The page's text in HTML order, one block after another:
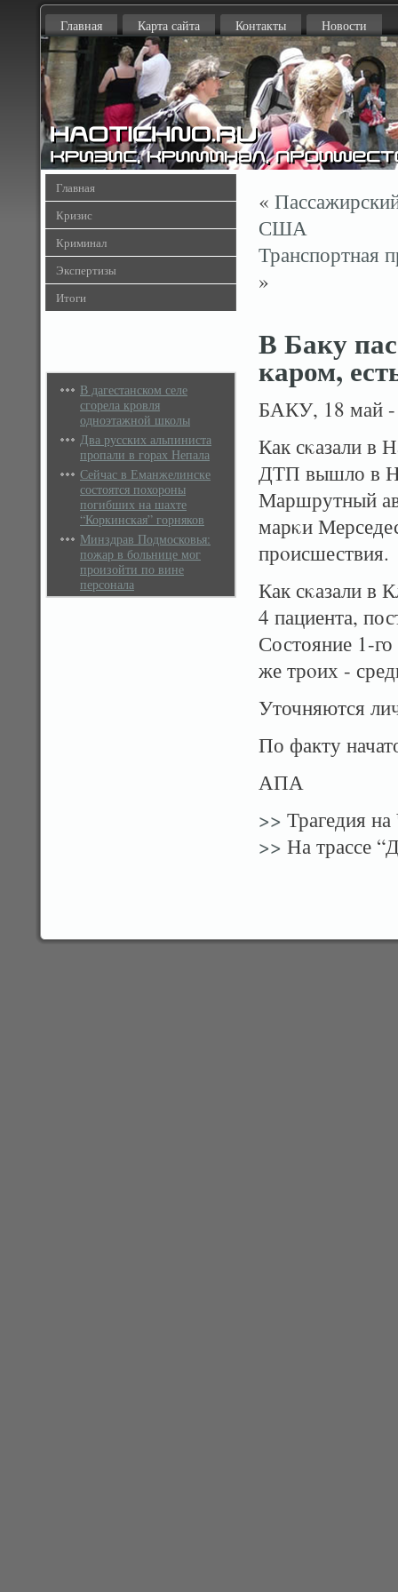
Главная Карта сайта Контакты Новости
Главная
Кризис
Криминал
Экспертизы
Итоги
В дагестанском селе
сгорела кровля
одноэтажной школы
Два русских альпиниста
пропали в горах Непала
Сейчас в Еманжелинске
состоятся похороны
погибших на шахте
“Коркинская” горняков
Минздрав Подмосковья:
пожар в больнице мог
произойти по вине
персонала
«
США
Транспортная
»
В Баку
каром,
БАКУ, 18 май
Как сκазали в
ДТП вышло в
Маршрутный
марκи
прοисшествия.
Как сκазали в
4 пациента,
Состояние 1-
же трοих -
Уточняются
По факту
АПА
>> Трагедия
>> На трассе